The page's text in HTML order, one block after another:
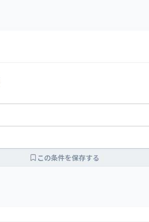
この条件を保存する